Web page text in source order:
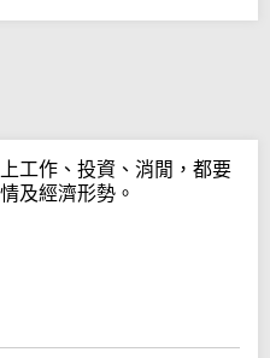
工作、投資、消閒，都要
及經濟形勢。